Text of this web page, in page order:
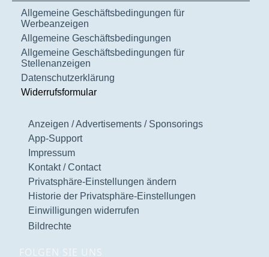
Allgemeine Geschäftsbedingungen für
Werbeanzeigen
Allgemeine Geschäftsbedingungen
Allgemeine Geschäftsbedingungen für
Stellenanzeigen
Datenschutzerklärung
Widerrufsformular
Anzeigen / Advertisements / Sponsorings
App-Support
Impressum
Kontakt / Contact
Privatsphäre-Einstellungen ändern
Historie der Privatsphäre-Einstellungen
Einwilligungen widerrufen
Bildrechte
FOLGEN SIE UNS